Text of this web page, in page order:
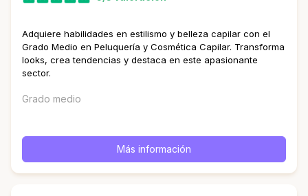
Adquiere habilidades en estilismo y belleza capilar con el
Grado Medio en Peluquería y Cosmética Capilar. Transforma
looks, crea tendencias y destaca en este apasionante
sector.
Grado medio
Más información